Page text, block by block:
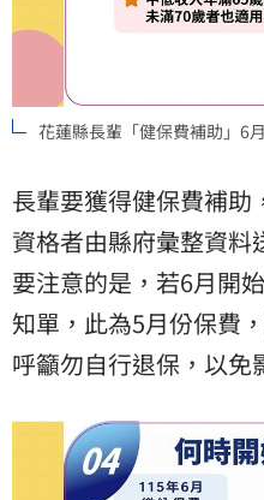
花蓮縣長輩「健保費補助」6
長輩要獲得健保費補助
資格者由縣府彙整資料
要注意的是，若6月開
知單，此為5月份保費
呼籲勿自行退保，以免